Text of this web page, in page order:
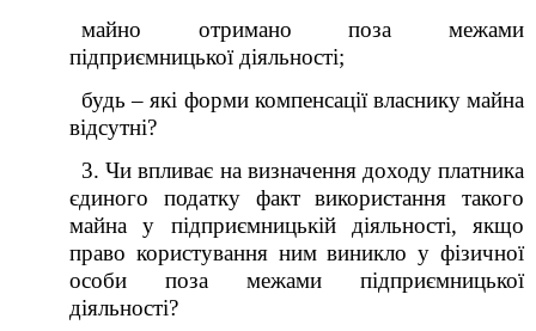
майно отримано поза межами
підприємницької діяльності;
будь – які форми компенсації власнику майна
відсутні?
3. Чи впливає на визначення доходу платника
єдиного податку факт використання такого
майна у підприємницькій діяльності, якщо
право користування ним виникло у фізичної
особи поза межами підприємницької
діяльності?